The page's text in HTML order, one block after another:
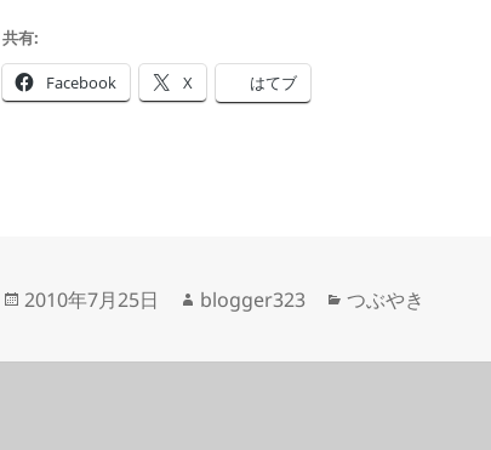
共有:
Facebook X はてブ
投
日:
2010年7月25日
作
者
blogger323
カ
ゴ
つぶやき